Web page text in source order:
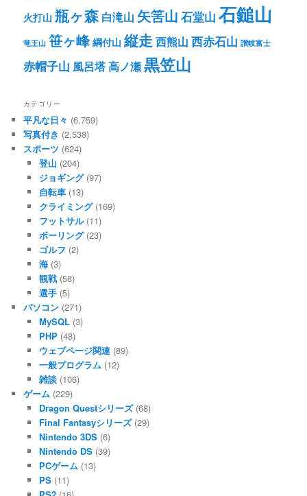
火打山 瓶ヶ森 白滝山 矢筈山 石堂山 石鎚山
竜王山 笹ヶ峰 綱付山 縦走 西熊山 西赤石山 讃岐富士
赤帽子山 風呂塔高ノ瀬黒笠山
カテゴリー
平凡な日々 (6,759)
写真付き (2,538)
スポーツ (624)
登山 (204)
ジョギング(97)
自転車(13)
クライミング(169)
フットサル(11)
ボーリング(23)
ゴルフ (2)
海(3)
観戦(58)
選手(5)
パソコン (271)
MySQL(3)
PHP(48)
ウェブページ関連(89)
一般プログラム(12)
雑談(106)
ゲーム (229)
Dragon Questシリーズ(68)
Final Fantasyシリーズ(29)
Nintendo 3DS(6)
Nintendo DS(39)
PCゲーム(13)
PS(11)